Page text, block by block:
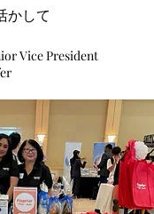
かして
Vice President